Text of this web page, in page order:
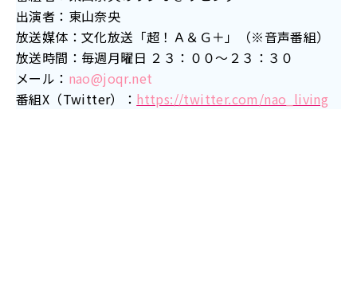
出演者：東山奈央
放送媒体：文化放送「超！Ａ＆Ｇ＋」（※音声番組）
放送時間：毎週月曜日 ２３：００～２３：３０
メール： nao@joqr.net
番組X（Twitter）： https://twitter.com/nao_living